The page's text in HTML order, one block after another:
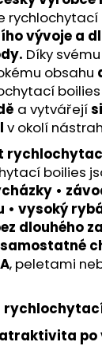
rychlochytací
vývoje a
Díky
obsahu
boilies
a vytvářejí
v okolí
boilies
•
• vysoký
dlouhého
samostatné
, peletami
po